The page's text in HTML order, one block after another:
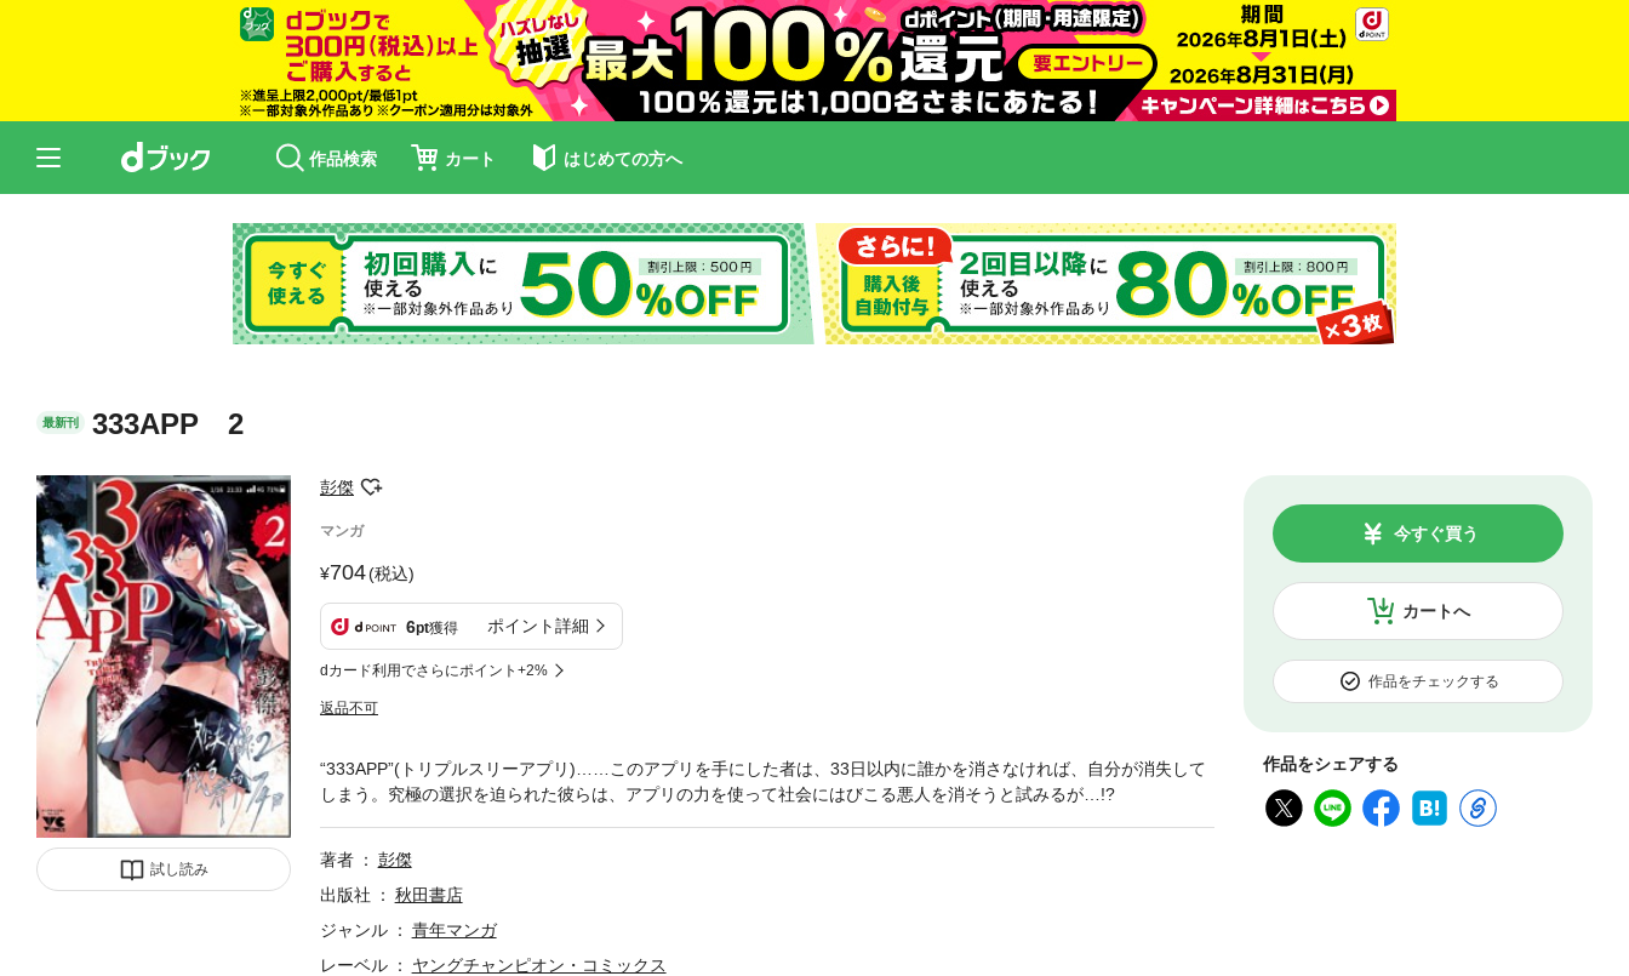
作品検索 カート はじめての方へ
最新刊 333APP 2
試し読み
彭傑
マンガ
704(税込)
6pt獲得 ポイント詳細
dカード利用でさらにポイント+2%
返品不可
カートへ
今すぐ買う
作品をチェックする
作品をシェアする
“333APP”(トリプルスリーアプリ)……このアプリを手にした者は、33日以内に誰かを消さなければ、自分が消失して
しまう。究極の選択を迫られた彼らは、アプリの力を使って社会にはびこる悪人を消そうと試みるが…!?
著者
彭傑
出版社
秋田書店
ジャンル
青年マンガ
レーベル
ヤングチャンピオン・コミックス